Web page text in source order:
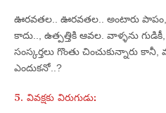
ఊరవతల.. ఊరవతల.. అంటారు
కాదు.., ఉత్పత్తికి ఆవల. వాళ్ళను
సంస్కర్తలు గొంతు చించుకున్నారు
ఎందుకనో..?
5. వివక్షకు విరుగుడు: